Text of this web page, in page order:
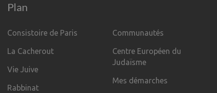
Plan
Consistoire de Paris
La Cacherout
Vie Juive
Rabbinat
Communautés
Centre Européen du
Judaïsme
Mes démarches